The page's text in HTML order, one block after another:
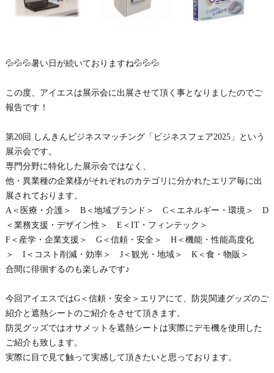
💦💦💦暑い日が続いておりますね💦💦💦
この度、アイエスは展示会に出展させて頂く事となりましたのでご
報告です！
第20回 しんきんビジネスマッチング「ビジネスフェア2025」という
展示会です。
専門分野に特化した展示会ではなく、
他・異業種の企業様がそれぞれのカテゴリに分かれたエリア毎に出
展されております。
A＜医療・介護＞ B＜地域ブランド＞ C＜エネルギー・環境＞ D
＜業務支援・デザイン性＞ E＜IT・フィンテック＞
F＜産学・企業支援＞ G＜信頼・安全＞ H＜機能・性能高度化
＞ I＜コスト削減・効率＞ J＜観光・地域＞ K＜食・物販＞
合間に徘徊するのも楽しみです♪
今回アイエスではG＜信頼・安全＞エリアにて、防災関連グッズのご
紹介と遮熱シートのご紹介をさせて頂きます。
防災グッズではオサメットを遮熱シートは実際にデモ機を使用した
ご紹介も致します。
実際に目で見て触って実感して頂きたいと思っております。